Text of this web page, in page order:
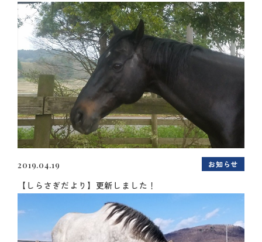
2019.04.19 お知らせ
【しらさぎだより】更新しました！